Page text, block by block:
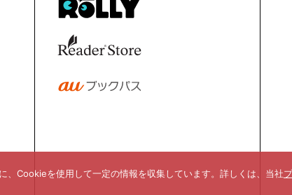
、Cookieを使用して一定の情報を収集しています。詳しくは、当社